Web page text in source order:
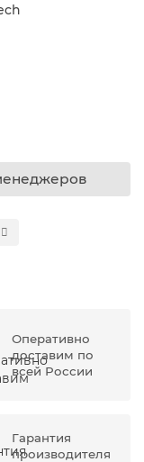
Оперативно
доставим по
всей России
Гарантия
производителя